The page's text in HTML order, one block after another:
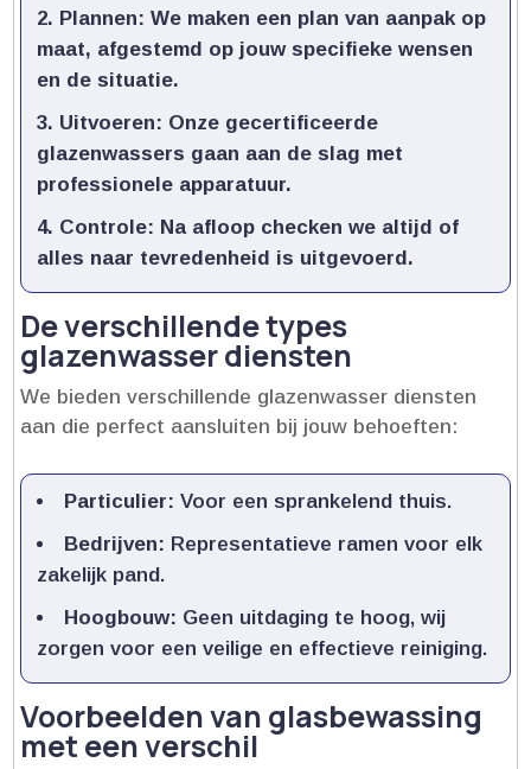
Plannen: We maken een plan van aanpak op
maat, afgestemd op jouw specifieke wensen
en de situatie.​
Uitvoeren: Onze gecertificeerde
glazenwassers gaan aan de slag met
professionele apparatuur.​
Controle: Na afloop checken we altijd of
alles naar tevredenheid is uitgevoerd.​
De verschillende types
glazenwasser diensten
We bieden verschillende glazenwasser diensten
aan die perfect aansluiten bij jouw behoeften:
Particulier: Voor een sprankelend thuis.​
Bedrijven: Representatieve ramen voor elk
zakelijk pand.​
Hoogbouw: Geen uitdaging te hoog, wij
zorgen voor een veilige en effectieve reiniging.​
Voorbeelden van glasbewassing
met een verschil